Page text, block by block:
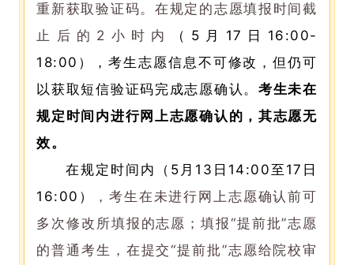
重新获取验证码。在规定的志愿填报时间截
止后的2小时内
（5月17日16:00-
18:00），考生志愿信息不可修改，但仍可
以获取短信验证码完成志愿确认。考生未在
规定时间内进行网上志愿确认的，其志愿无
效。
在规定时间内（5月13日14:00至17日
16:00）
，考生在未进行网上志愿确认前可
多次修改所填报的志愿；填报“提前批”志愿
的普通考生，在提交“提前批”志愿给院校审